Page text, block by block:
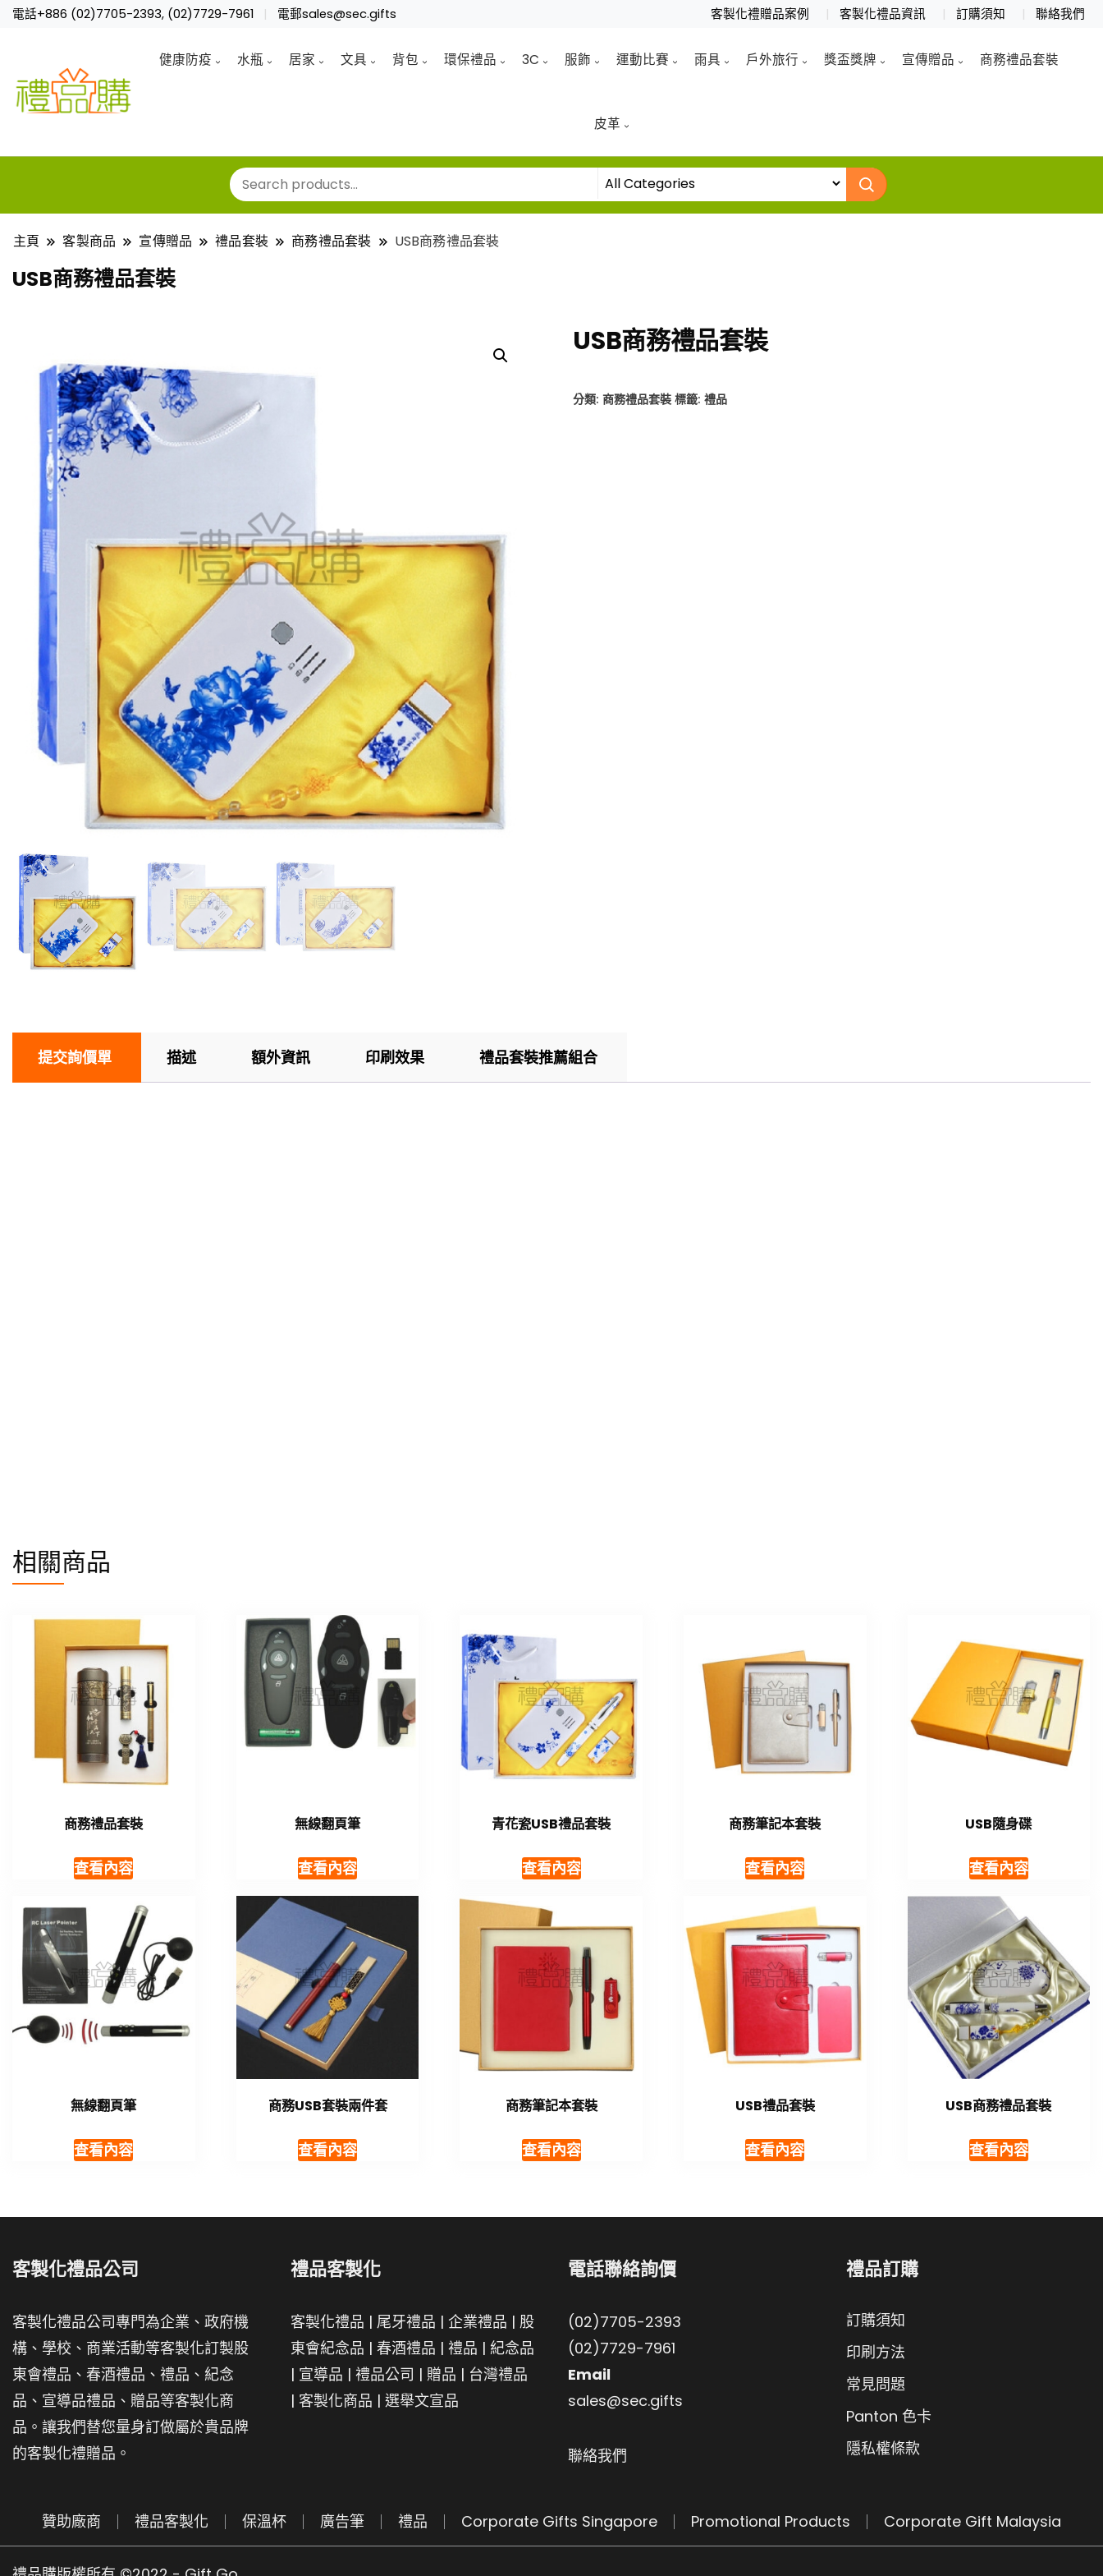
電話+886 (02)7705-2393, (02)7729-7961 電郵sales@sec.gifts 客製化禮贈品案例 客製化禮品資訊 訂購須知 聯絡我們
健康防疫 水瓶 居家 文具 背包 環保禮品 3C 服飾 運動比賽 雨具 戶外旅行 獎盃獎牌 宣傳贈品 商務禮品套裝
皮革
主頁 客製商品 宣傳贈品 禮品套裝 商務禮品套裝 USB商務禮品套裝
USB商務禮品套裝
USB商務禮品套裝
分類:商務禮品套裝 標籤:禮品
提交詢價單 描述 額外資訊 印刷效果 禮品套裝推薦組合
相關商品
商務禮品套裝
查看內容
無線翻頁筆
查看內容
青花瓷USB禮品套裝
查看內容
商務筆記本套裝
查看內容
USB隨身碟
查看內容
無線翻頁筆
查看內容
商務USB套裝兩件套
查看內容
商務筆記本套裝
查看內容
USB禮品套裝
查看內容
USB商務禮品套裝
查看內容
客製化禮品公司
客製化禮品公司專門為企業、政府機
構、學校、商業活動等客製化訂製股
東會禮品、春酒禮品、禮品、紀念
品、宣導品禮品、贈品等客製化商
品。讓我們替您量身訂做屬於貴品牌
的客製化禮贈品。
禮品客製化
客製化禮品 | 尾牙禮品 | 企業禮品 | 股
東會紀念品 | 春酒禮品 | 禮品 | 紀念品
| 宣導品 | 禮品公司 | 贈品 | 台灣禮品
| 客製化商品 | 選舉文宣品
電話聯絡詢價
(02)7705-2393
(02)7729-7961
Email
sales@sec.gifts
聯絡我們
禮品訂購
訂購須知
印刷方法
常見問題
Panton 色卡
隱私權條款
贊助廠商 禮品客製化 保溫杯 廣告筆 禮品 Corporate Gifts Singapore Promotional Products Corporate Gift Malaysia